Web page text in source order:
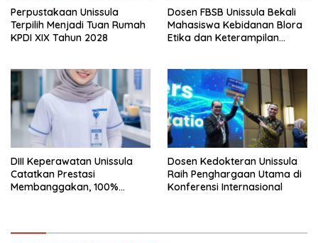
Perpustakaan Unissula
Terpilih Menjadi Tuan Rumah
KPDI XIX Tahun 2028
Dosen FBSB Unissula Bekali
Mahasiswa Kebidanan Blora
Etika dan Keterampilan
DIII Keperawatan Unissula
Catatkan Prestasi
Membanggakan, 100%
Dosen Kedokteran Unissula
Raih Penghargaan Utama di
Konferensi Internasional